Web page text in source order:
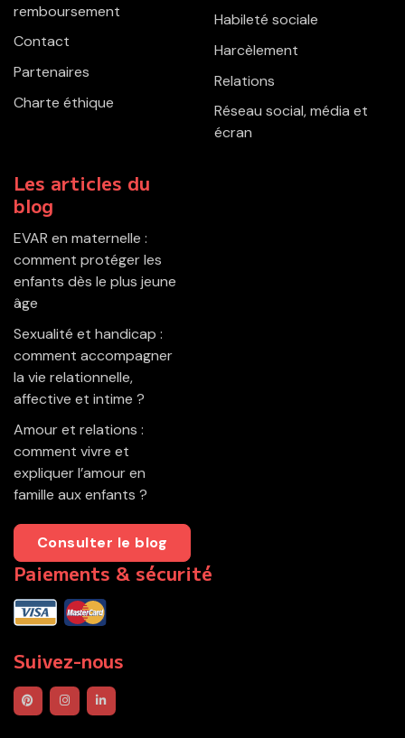
remboursement
Contact
Partenaires
Charte éthique
Habileté sociale
Harcèlement
Relations
Réseau social, média et
écran
Les articles du
blog
EVAR en maternelle :
comment protéger les
enfants dès le plus jeune
âge
Sexualité et handicap :
comment accompagner
la vie relationnelle,
affective et intime ?
Amour et relations :
comment vivre et
expliquer l’amour en
famille aux enfants ?
Consulter le blog
Paiements & sécurité
Suivez-nous